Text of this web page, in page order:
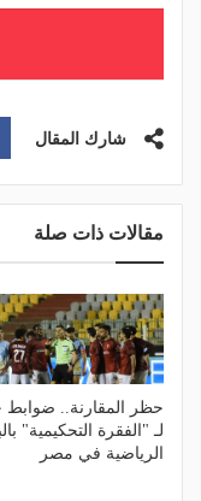
شارك المقال
مقالات ذات صلة
حظر المقارنة.. ضوابط
لـ "الفقرة التحكيمية"
الرياضية في مصر